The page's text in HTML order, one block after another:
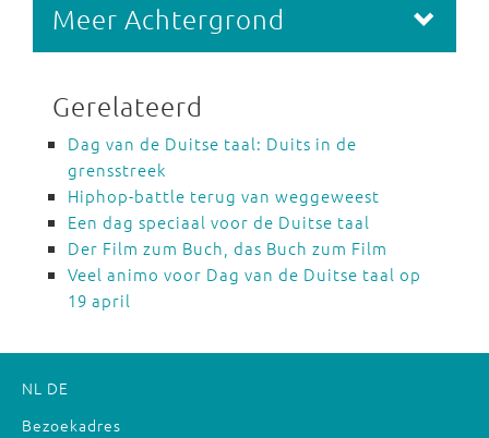
Meer Achtergrond
Gerelateerd
Dag van de Duitse taal: Duits in de
grensstreek
Hiphop-battle terug van weggeweest
Een dag speciaal voor de Duitse taal
Der Film zum Buch, das Buch zum Film
Veel animo voor Dag van de Duitse taal op
19 april
NL DE
Bezoekadres